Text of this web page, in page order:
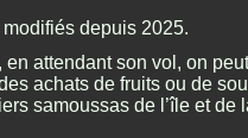
depuis 2025.
attendant son vol, on
achats de fruits ou de
samoussas de l’île et de